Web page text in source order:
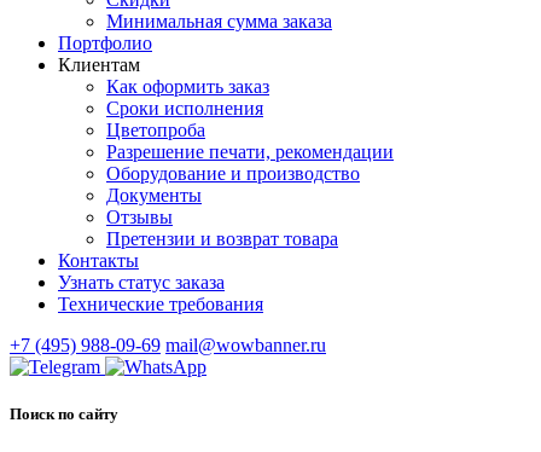
Минимальная сумма заказа
Портфолио
Клиентам
Как оформить заказ
Сроки исполнения
Цветопроба
Разрешение печати, рекомендации
Оборудование и производство
Документы
Отзывы
Претензии и возврат товара
Контакты
Узнать статус заказа
Технические требования
+7 (495) 988-09-69 mail@wowbanner.ru
Поиск по сайту